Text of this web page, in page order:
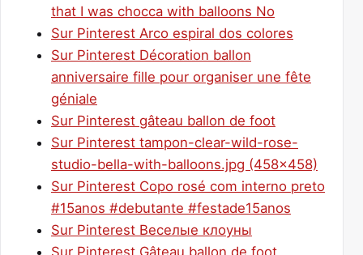
that I was chocca with balloons No
Sur Pinterest Arco espiral dos colores
Sur Pinterest Décoration ballon
anniversaire fille pour organiser une fête
géniale
Sur Pinterest gâteau ballon de foot
Sur Pinterest tampon-clear-wild-rose-
studio-bella-with-balloons.jpg (458×458)
Sur Pinterest Copo rosé com interno preto
#15anos #debutante #festade15anos
Sur Pinterest Веселые клоуны
Sur Pinterest Gâteau ballon de foot